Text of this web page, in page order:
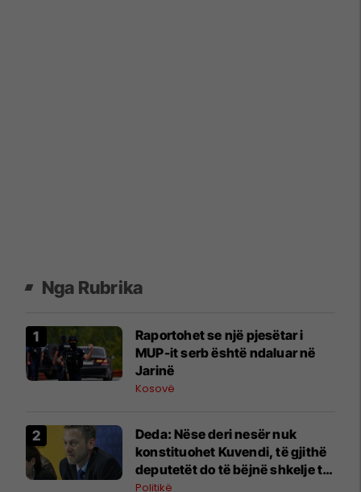
Nga Rubrika
Raportohet se një pjesëtar i
MUP-it serb është ndaluar në
Jarinë
Kosovë
Deda: Nëse deri nesër nuk
konstituohet Kuvendi, të gjithë
deputetët do të bëjnë shkelje të
rëndë kushtetuese
Politikë